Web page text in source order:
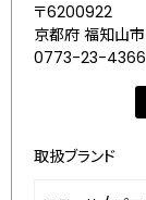
〒6200922
京都府 福知山
0773-23-4366
取扱ブランド